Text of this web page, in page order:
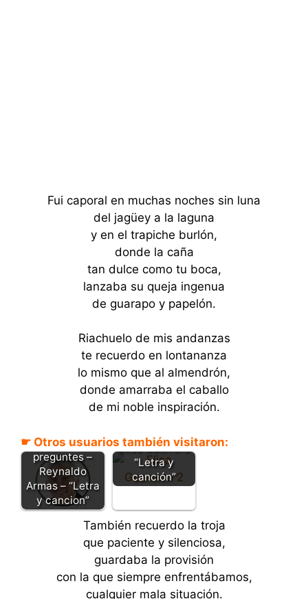
Fui caporal en muchas noches sin luna
del jagüey a la laguna
y en el trapiche burlón,
donde la caña
tan dulce como tu boca,
lanzaba su queja ingenua
de guarapo y papelón.
Riachuelo de mis andanzas
te recuerdo en lontananza
lo mismo que al almendrón,
donde amarraba el caballo
de mi noble inspiración.
☛ Otros usuarios también visitaron:
No me
preguntes –
Reynaldo
Armas – “Letra
y cancion”
Elisa Guerrero
“Letra y
canción”
También recuerdo la troja
que paciente y silenciosa,
guardaba la provisión
con la que siempre enfrentábamos,
cualquier mala situación.